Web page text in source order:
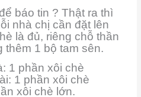
báo tin ? Thật ra thì
nhà chị cần đặt lên
là đủ, riêng chỗ thần
thêm 1 bộ tam sên.
1 phần xôi chè
1 phần xôi chè
xôi chè lớn.